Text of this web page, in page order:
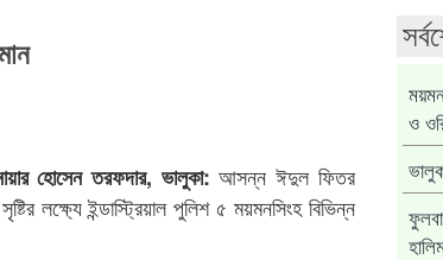
হোসেন তরফদার, ভালুকা: আসন্ন ঈদুল ফিতর
লক্ষ্যে ইন্ডাস্ট্রিয়াল পুলিশ ৫ ময়মনসিংহ বিভিন্ন
ও